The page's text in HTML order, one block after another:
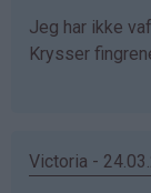
Jeg har ikke
Krysser
Victoria -